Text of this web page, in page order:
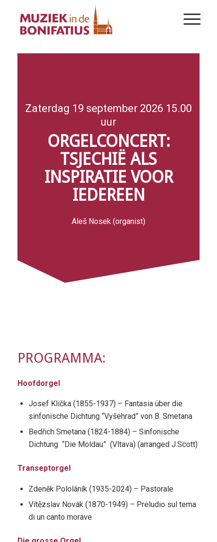
Zaterdag 19 september 2026 15.00
uur
ORGELCONCERT:
TSJECHIË ALS
INSPIRATIE VOOR
IEDEREEN
Aleš Nosek (organist)
PROGRAMMA:
Hoofdorgel
Josef Klička (1855-1937) – Fantasia über die
sinfonische Dichtung “Vyšehrad” von B. Smetana
Bedřich Smetana (1824-1884) – Sinfonische
Dichtung “Die Moldau” (Vltava) (arranged J.Scott)
Transeptorgel
Zdeněk Pololáník (1935-2024) – Pastorale
Vítězslav Novák (1870-1949) – Preludio sul tema
di un canto morave